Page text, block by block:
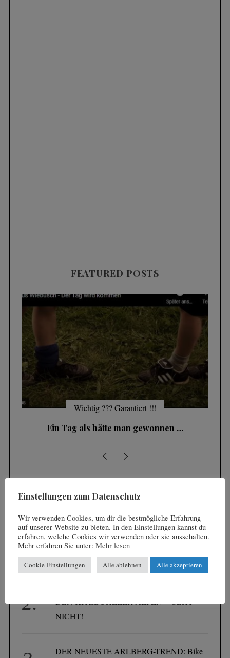
FEATURED POSTS
Wichtig ??? Garantiert !!!
Ein Tag als hätte man gewonnen …
LATEST POSTS
NACH JESUS REGIERT JETZT KÖNIG
DEN KITZBÜHELER ALPEN – GEHT
NICHT!
DER NEUESTE ARLBERG-TREND: Bike
S
a
r
Einstellungen zum Datenschutz
Wir verwenden Cookies, um dir die bestmögliche Erfahrung
auf unserer Website zu bieten. In den Einstellungen kannst du
erfahren, welche Cookies wir verwenden oder sie ausschalten.
Mehr erfahren Sie unter: Mehr lesen
Cookie Einstellungen Alle ablehnen Alle akzeptieren